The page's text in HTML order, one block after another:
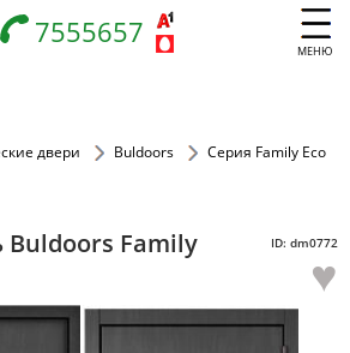
МЕНЮ
7555657
двери Buldoors
Серия Family Eco
Buldoors Family
ID: dm0772
♥